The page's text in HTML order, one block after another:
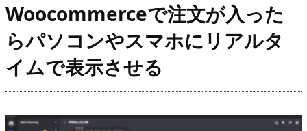
Woocommerceで注文が入った
らパソコンやスマホにリアルタ
イムで表示させる